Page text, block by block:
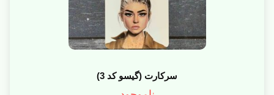
سرکارت (گیسو کد 3)